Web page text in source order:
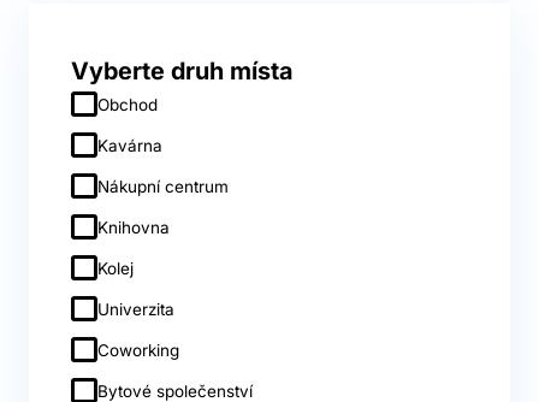
Vyberte druh místa
Obchod
Kavárna
Nákupní centrum
Knihovna
Kolej
Univerzita
Coworking
Bytové společenství